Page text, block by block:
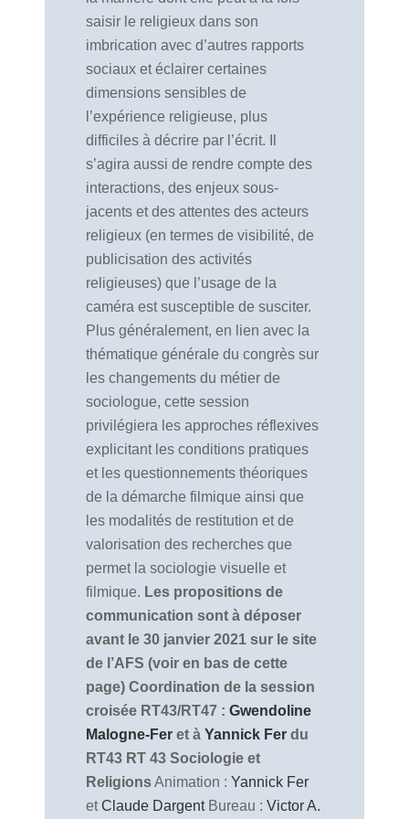
saisir le religieux dans son
imbrication avec d’autres rapports
sociaux et éclairer certaines
dimensions sensibles de
l’expérience religieuse, plus
difficiles à décrire par l’écrit. Il
s’agira aussi de rendre compte des
interactions, des enjeux sous-
jacents et des attentes des acteurs
religieux (en termes de visibilité, de
publicisation des activités
religieuses) que l’usage de la
caméra est susceptible de susciter.
Plus généralement, en lien avec la
thématique générale du congrès sur
les changements du métier de
sociologue, cette session
privilégiera les approches réflexives
explicitant les conditions pratiques
et les questionnements théoriques
de la démarche filmique ainsi que
les modalités de restitution et de
valorisation des recherches que
permet la sociologie visuelle et
filmique. Les propositions de
communication sont à déposer
avant le 30 janvier 2021 sur le site
de l’AFS (voir en bas de cette
page) Coordination de la session
croisée RT43/RT47 : Gwendoline
Malogne-Fer et à Yannick Fer du
RT43 RT 43 Sociologie et
ReligionsAnimation : Yannick Fer
etClaude DargentBureau : Victor A.